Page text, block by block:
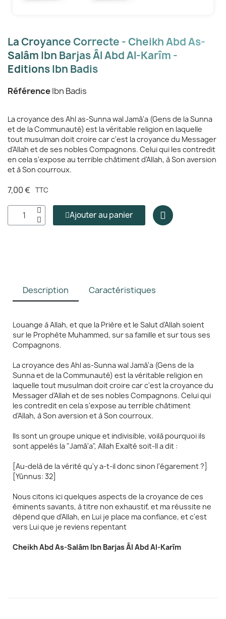
La Croyance Correcte - Cheikh Abd As-
Salâm Ibn Barjas Âl Abd Al-Karîm -
Editions Ibn Badis
RéférenceIbn Badis
La croyance des Ahl as-Sunna wal Jamâ'a (Gens de la Sunna
et de la Communauté) est la véritable religion en laquelle
tout musulman doit croire car c'est la croyance du Messager
d'Allah et de ses nobles Compagnons. Celui qui les contredit
en cela s'expose au terrible châtiment d'Allah, à Son aversion
et à Son courroux.
7,00 € TTC
Ajouter au panier
Description Caractéristiques
Louange à Allah, et que la Prière et le Salut d'Allah soient
sur le Prophète Muhammed, sur sa famille et sur tous ses
Compagnons.
La croyance des Ahl as-Sunna wal Jamâ'a (Gens de la
Sunna et de la Communauté) est la véritable religion en
laquelle tout musulman doit croire car c'est la croyance du
Messager d'Allah et de ses nobles Compagnons. Celui qui
les contredit en cela s'expose au terrible châtiment
d'Allah, à Son aversion et à Son courroux.
Ils sont un groupe unique et indivisible, voilà pourquoi ils
sont appelés la "Jamâ'a", Allah Exalté soit-Il a dit :
[Au-delà de la vérité qu'y a-t-il donc sinon l'égarement ?]
[Yûnnus: 32]
Nous citons ici quelques aspects de la croyance de ces
éminents savants, à titre non exhaustif, et ma réussite ne
dépend que d'Allah, en Lui je place ma confiance, et c'est
vers Lui que je reviens repentant
Cheikh Abd As-Salâm Ibn Barjas Âl Abd Al-Karîm